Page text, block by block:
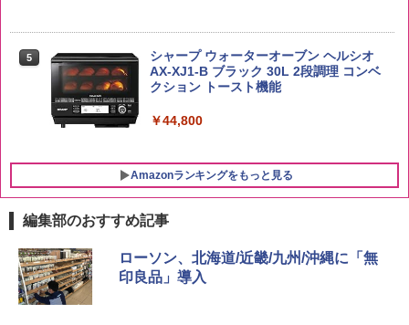
5
シャープ ウォーターオーブン ヘルシオ
AX-XJ1-B ブラック 30L 2段調理 コンベ
クション トースト機能
￥44,800
Amazonランキングをもっと見る
編集部のおすすめ記事
ローソン、北海道/近畿/九州/沖縄に「無
印良品」導入